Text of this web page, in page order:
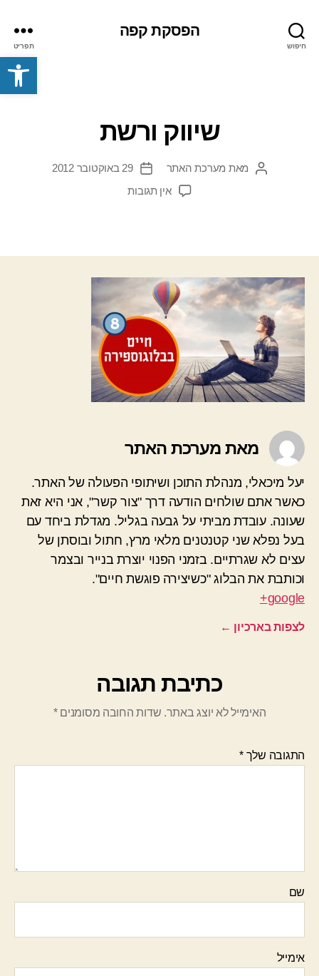
פתח סרגל נגישות
חיפוש
הפסקת קפה
תפריט
שיווק ורשת
המחבר
מאת מערכת האתר
תאריך
29 באוקטובר 2012
אין תגובותעל
מאת מערכת האתר
יעל מיכאלי, מנהלת התוכן ושיתופי הפעולה של האתר.
כאשר אתם שולחים הודעה דרך "צור קשר", אני היא זאת
שעונה. עובדת מביתי על גבעה בגליל. מגדלת ביחד עם
בעל נפלא שני קטנטנים מלאי מרץ, חתול ובוסתן של
עצים לא שגרתיים. בזמני הפנוי יוצרת בנייר ובצמר
וכותבת את הבלוג "כשיצירה פוגשת חיים".
google+
לצפות בארכיון ←
כתיבת תגובה
האימייל לא יוצג באתר. שדות החובה מסומנים*
התגובה שלך*
שם
אימייל